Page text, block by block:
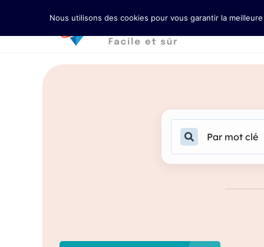
Nous utilisons des cookies pour vous garantir la